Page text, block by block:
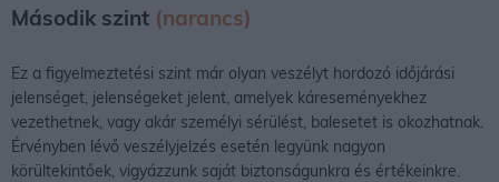
Második szint (narancs)
Ez a figyelmeztetési szint már olyan veszélyt hordozó időjárási
jelenséget, jelenségeket jelent, amelyek káreseményekhez
vezethetnek, vagy akár személyi sérülést, balesetet is okozhatnak.
Érvényben lévő veszélyjelzés esetén legyünk nagyon
körültekintőek, vigyázzunk saját biztonságunkra és értékeinkre.